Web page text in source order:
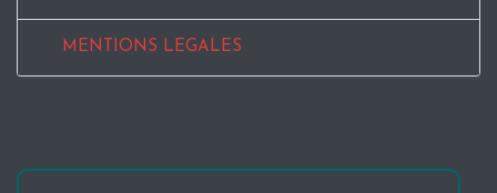
MENTIONS LEGALES